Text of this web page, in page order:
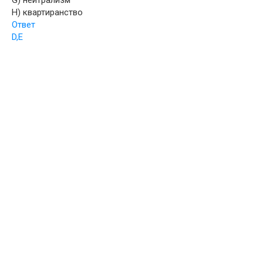
H) квартиранство
Ответ
D,E